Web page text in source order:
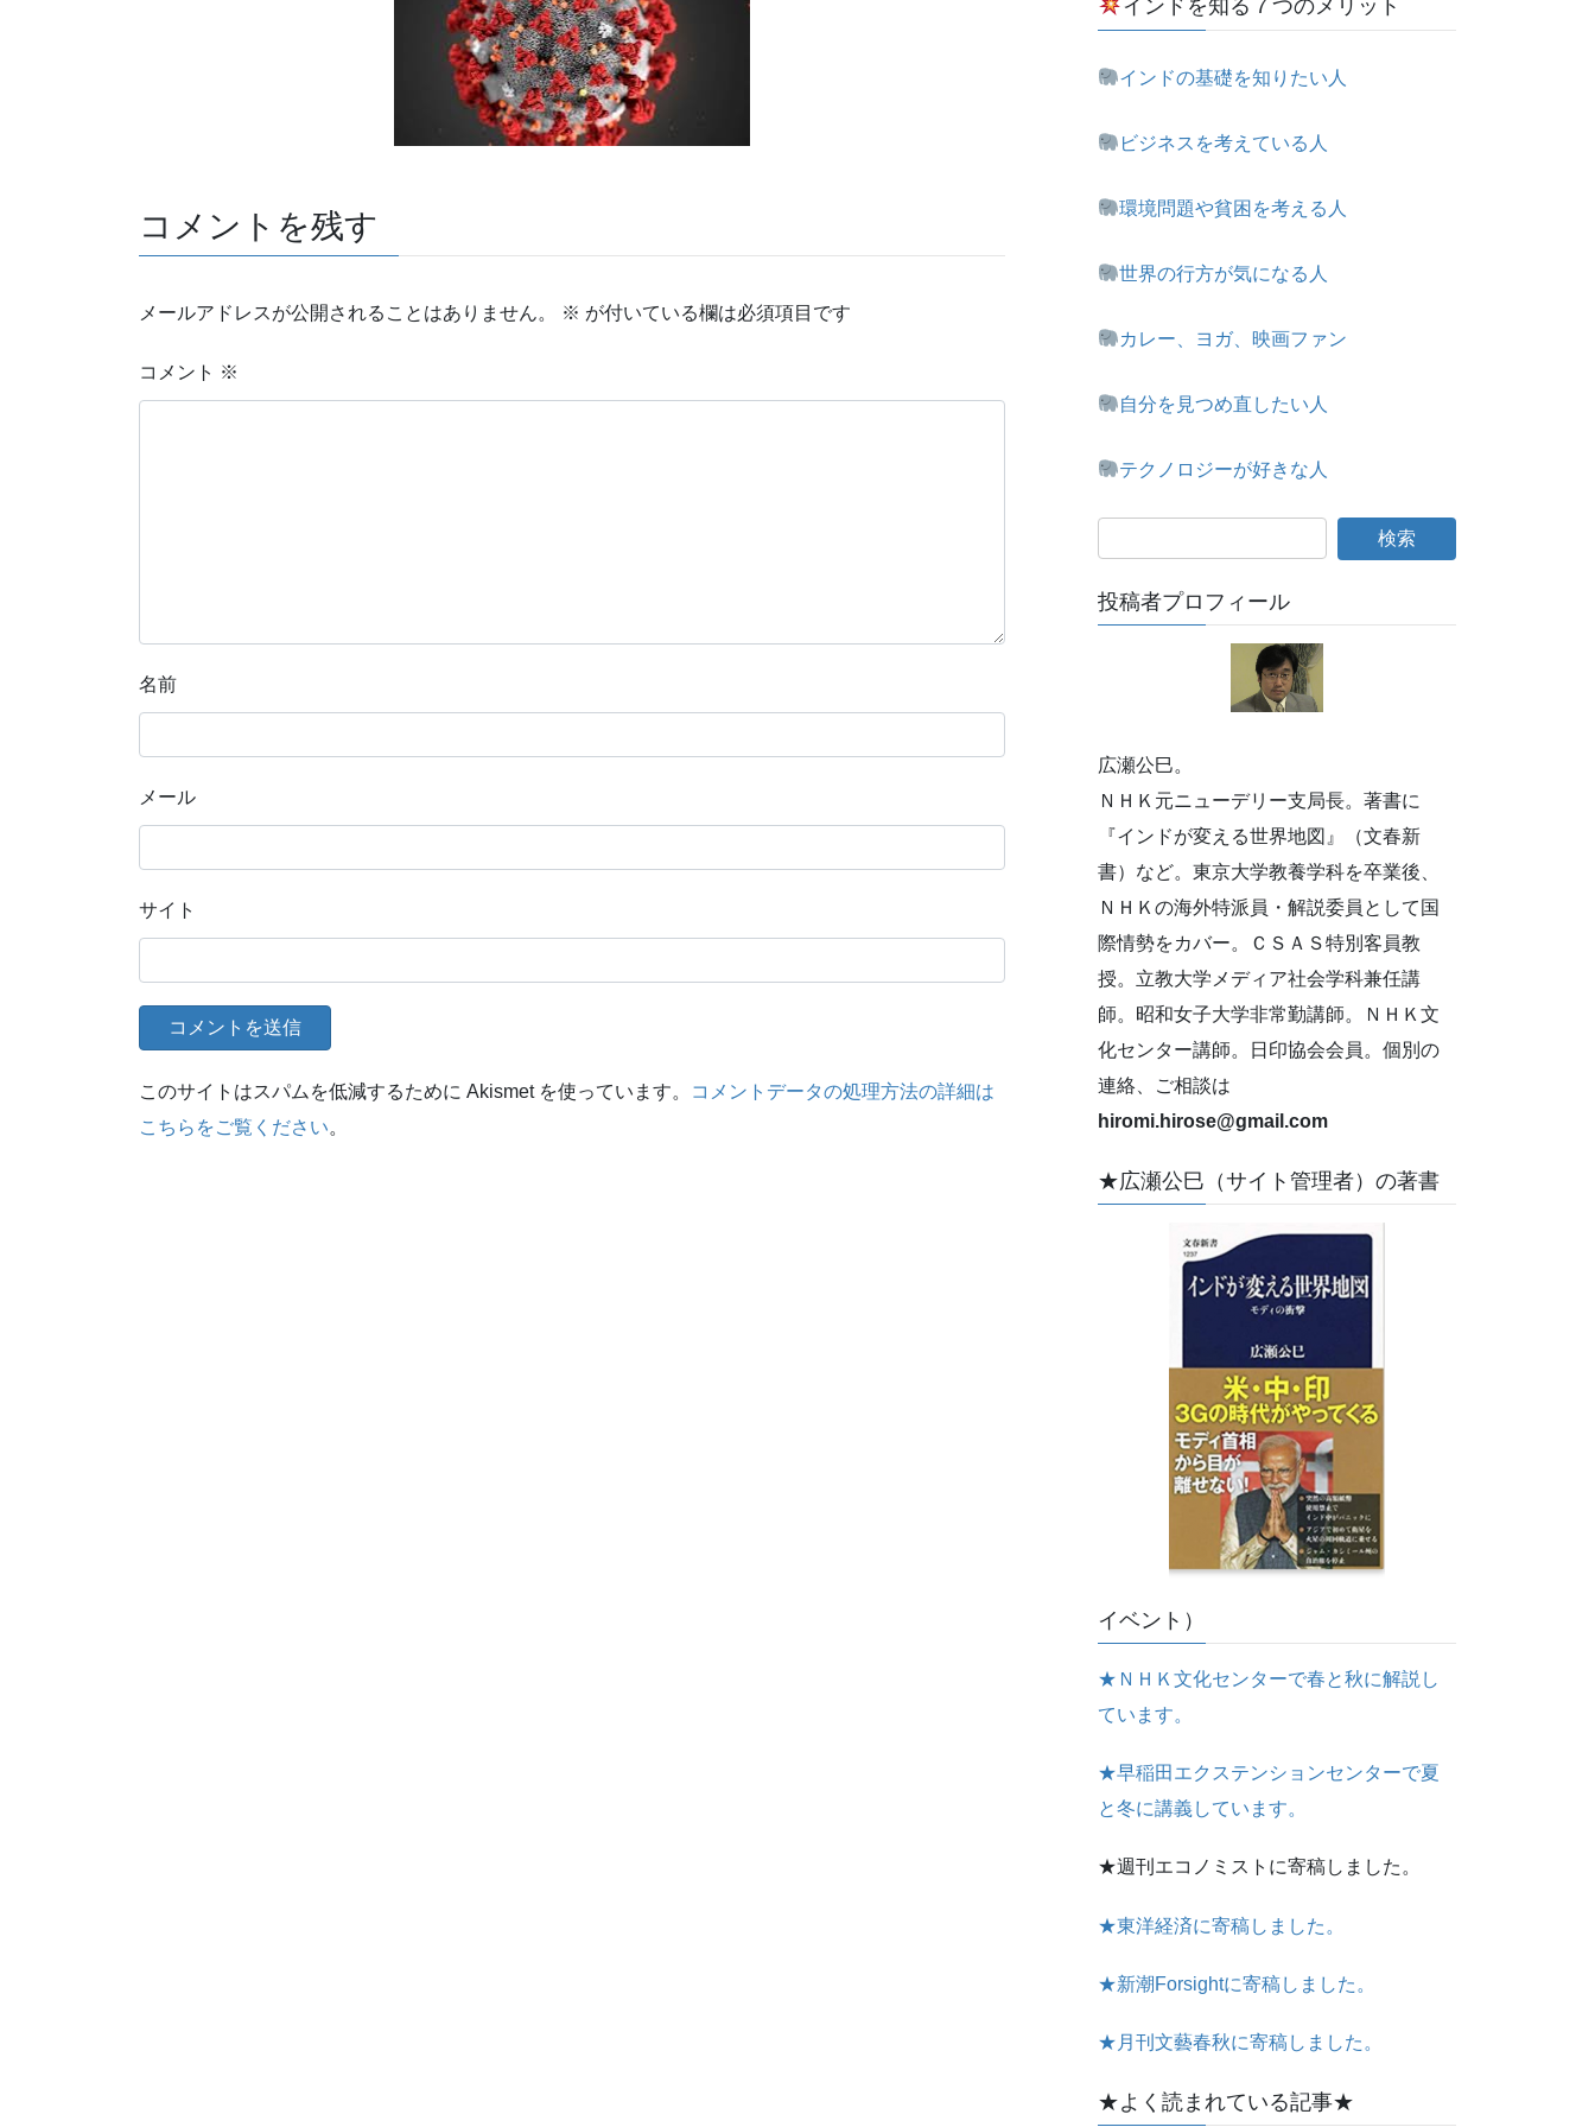
コメントを残す
メールアドレスが公開されることはありません。 ※ が付いている欄は必須項目です
コメント ※
名前
メール
サイト
このサイトはスパムを低減するために Akismet を使っています。
コメントデータの処理方法の詳細は
こちらをご覧ください。
インドを知る７つのメリット
インドの基礎を知りたい人
ビジネスを考えている人
環境問題や貧困を考える人
世界の行方が気になる人
カレー、ヨガ、映画ファン
自分を見つめ直したい人
テクノロジーが好きな人
投稿者プロフィール
広瀬公巳。
ＮＨＫ元ニューデリー支局長。著書に
『インドが変える世界地図』（文春新
書）など。東京大学教養学科を卒業後、
ＮＨＫの海外特派員・解説委員として国
際情勢をカバー。ＣＳＡＳ特別客員教
授。立教大学メディア社会学科兼任講
師。昭和女子大学非常勤講師。ＮＨＫ文
化センター講師。日印協会会員。個別の
連絡、ご相談は
hiromi.hirose@gmail.com
★広瀬公巳（サイト管理者）の著書
イベント）
★ＮＨＫ文化センターで春と秋に解説し
ています。
★早稲田エクステンションセンターで夏
と冬に講義しています。
★週刊エコノミストに寄稿しました。
★東洋経済に寄稿しました。
★新潮Forsightに寄稿しました。
★月刊文藝春秋に寄稿しました。
★よく読まれている記事★